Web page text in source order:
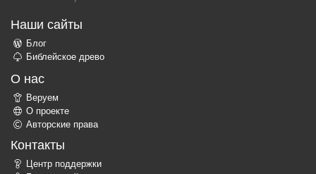
Наши сайты
Блог
Библейское древо
О нас
Веруем
О проекте
Авторские права
Контакты
Центр поддержки